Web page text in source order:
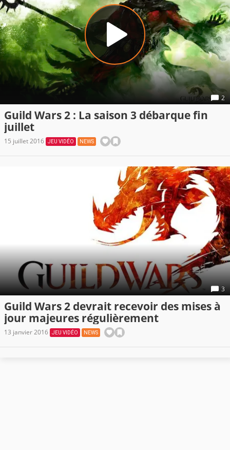
2
Guild Wars 2 : La saison 3 débarque fin
juillet
15 juillet 2016 JEU VIDÉO NEWS
3
Guild Wars 2 devrait recevoir des mises à
jour majeures régulièrement
13 janvier 2016 JEU VIDÉO NEWS